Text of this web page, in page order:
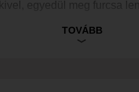
- talán ezek a
TOVÁBB